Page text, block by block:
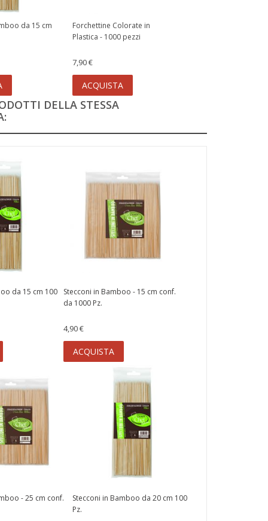
da 15 cm
Forchettine Colorate in
Plastica - 1000 pezzi
7,90 €
ACQUISTA
DELLA STESSA
da 15 cm 100
Stecconi in Bamboo - 15 cm conf.
da 1000 Pz.
4,90 €
ACQUISTA
- 25 cm conf.
Stecconi in Bamboo da 20 cm 100
Pz.